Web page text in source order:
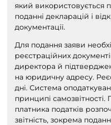
який використовується
поданні декларацій і
документації.
Для подання заяви
реєстраційних
директора й
на юридичну адресу.
дні. Система
принципі
платника податків
звітність, зокрема